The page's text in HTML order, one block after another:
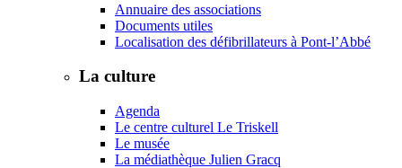
Annuaire des associations
Documents utiles
Localisation des défibrillateurs à Pont-l’Abbé
La culture
Agenda
Le centre culturel Le Triskell
Le musée
La médiathèque Julien Gracq